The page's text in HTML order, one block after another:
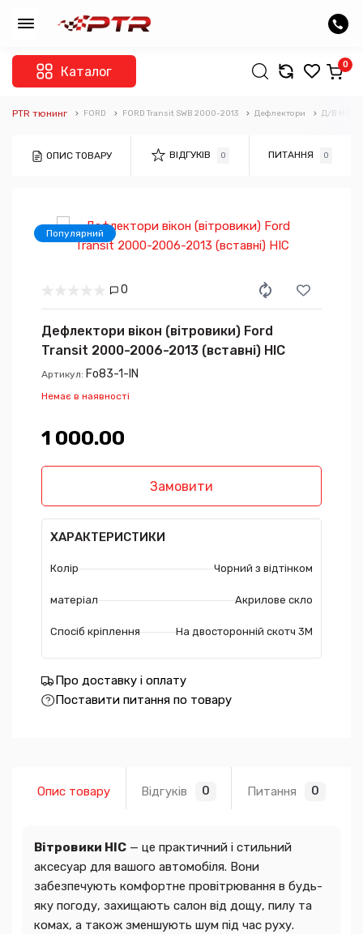
Каталог 0
PTR тюнинг FORD FORD Transit SWB 2000-2013 Дефлектори Д/В HIC
ОПИС ТОВАРУ ВІДГУКІВ 0 ПИТАННЯ 0
Популярний
0
Дефлектори вікон (вітровики) Ford
Transit 2000-2006-2013 (вставні) HIC
Артикул: Fo83-1-IN
Немає в наявності
1 000.00₴
Замовити
ХАРАКТЕРИСТИКИ
Колір Чорний з відтінком
матеріал Акрилове скло
Спосіб кріплення На двосторонній скотч 3М
Про доставку і оплату
Поставити питання по товару
Опис товару Відгуків 0 Питання 0
Вітровики HIC — це практичний і стильний
аксесуар для вашого автомобіля. Вони
забезпечують комфортне провітрювання в будь-
яку погоду, захищають салон від дощу, пилу та
комах, а також зменшують шум під час руху.